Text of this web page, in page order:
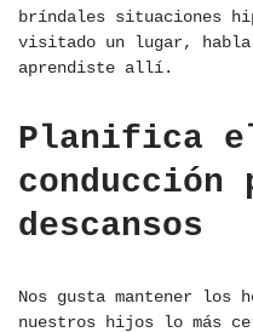
bríndales situaciones
visitado un lugar,
aprendiste allí.
Planifica
descansos
Nos gusta mantener los
nuestros hijos lo más